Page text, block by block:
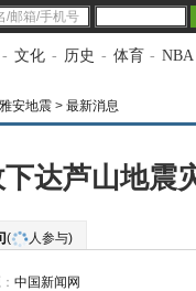
- 文化 - 历史 - 体育 - NBA
安地震 > 最新消息
达芦山地震
( 人参与)
中国新闻网